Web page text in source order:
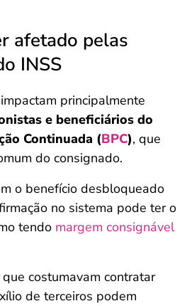
afetado pelas
INSS
principalmente
e beneficiários do
Continuada (BPC), que
do consignado.
o benefício desbloqueado
no sistema pode ter o
tendo margem consignável
costumavam contratar
de terceiros podem